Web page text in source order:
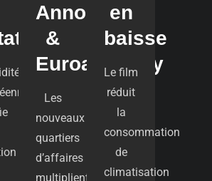
Annonay
&
Euroannonay
Les
nouveaux
quartiers
d’affaires
multiplient
en
baisse
Le film
réduit
la
consommation
de
climatisation